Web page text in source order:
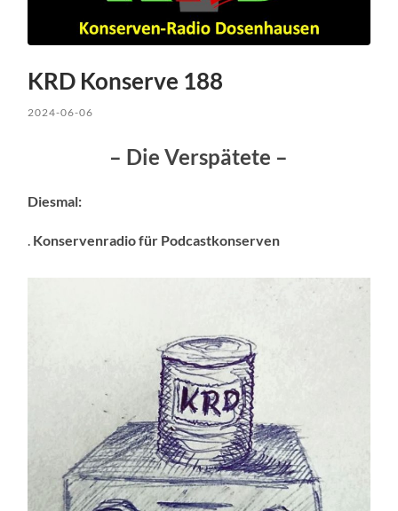
KRD Konserve 188
2024-06-06
– Die Verspätete –
Diesmal:
Konservenradio für Podcastkonserven